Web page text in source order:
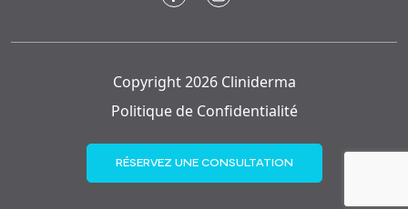
Copyright 2026 Cliniderma
Politique de Confidentialité
RÉSERVEZ UNE CONSULTATION